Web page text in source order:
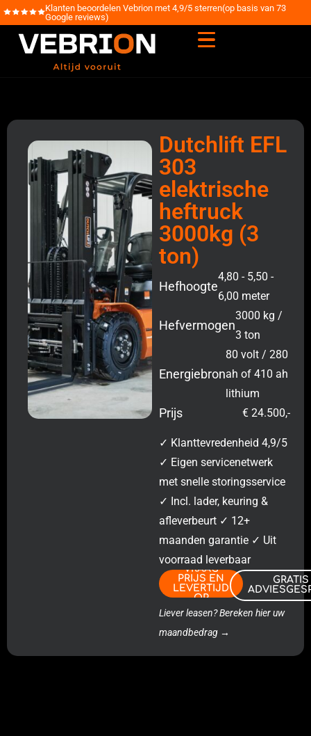
Klanten beoordelen Vebrion met 4,9/5 sterren(op basis van 73
Google reviews)
Dutchlift EFL
303
elektrische
heftruck
3000kg (3
ton)
Hefhoogte
4,80 - 5,50 -
6,00 meter
Hefvermogen
3000 kg /
3 ton
Energiebron
80 volt / 280
ah of 410 ah
lithium
Prijs € 24.500,-
✓ Klanttevredenheid 4,9/5
✓ Eigen servicenetwerk
met snelle storingsservice
✓ Incl. lader, keuring &
afleverbeurt ✓ 12+
maanden garantie ✓ Uit
voorraad leverbaar
VRAAG
PRIJS EN
LEVERTIJD
OP
GRATIS
Liever leasen? Bereken hier uw
maandbedrag →